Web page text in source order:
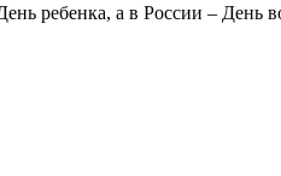
ребенка, а в России – День